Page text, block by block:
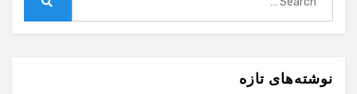
نوشته‌های تازه